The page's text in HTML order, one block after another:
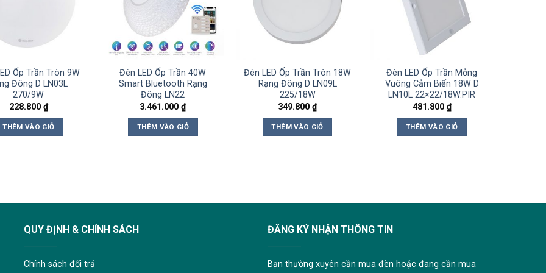
Ốp Trần Tròn 9W
Đông D LN03L
270/9W
228.800 ₫
THÊM VÀO GIỎ
Đèn LED Ốp Trần 40W
Smart Bluetooth Rạng
Đông LN22
3.461.000₫
THÊM VÀO GIỎ
Đèn LED Ốp Trần Tròn 18W
Rạng Đông D LN09L
225/18W
349.800₫
THÊM VÀO GIỎ
Đèn LED Ốp Trần Mỏng
Vuông Cảm Biến 18W D
LN10L 22×22/18W.PIR
481.800 ₫
THÊM VÀO GIỎ
QUY ĐỊNH & CHÍNH SÁCH
Chính sách đổi trả
ĐĂNG KÝ NHẬN THÔNG TIN
Bạn thường xuyên cần mua đèn hoặc đang cần mua